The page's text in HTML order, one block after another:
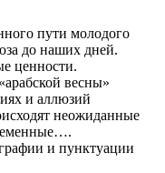
пути молодого
до наших дней.
ценности.
весны»
и аллюзий
неожиданные
и пунктуации